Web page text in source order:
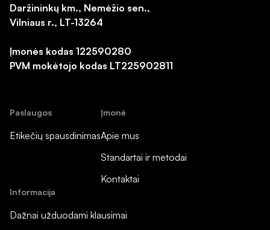
Daržininkų km., Nemėžio sen.,
Vilniaus r., LT-13264
Įmonės kodas 122590280
PVM mokėtojo kodas LT225902811
Paslaugos
Etikečių spausdinimas
Įmonė
Apie mus
Standartai ir metodai
Kontaktai
Informacija
Dažnai užduodami klausimai